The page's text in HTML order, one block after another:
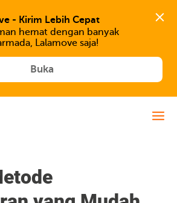
- Kirim Lebih Cepat
hemat dengan banyak
Buka